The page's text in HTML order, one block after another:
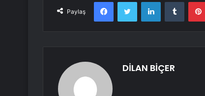
Paylaş
FacebookTwitter LinkedInTumblr
DİLAN BİÇER